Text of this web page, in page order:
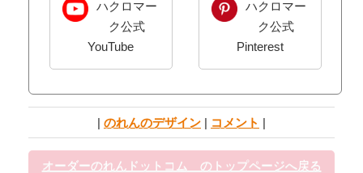
ハクロマー
ク公式
YouTube
ハクロマー
ク公式
Pinterest
| のれんのデザイン | コメント |
オーダーのれんドットコム のトップページへ戻る